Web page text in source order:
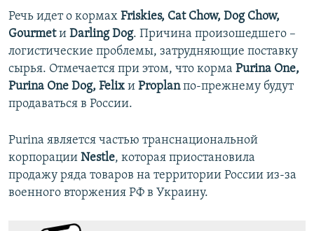
Речь идет о кормах Friskies, Cat Chow, Dog Chow,
Gourmetи Darling Dog. Причина произошедшего –
логистические проблемы, затрудняющие поставку
сырья. Отмечается при этом, что корма Purina One,
Purina One Dog, Felix и Proplanпо-прежнему будут
продаваться в России.
Purina является частью транснациональной
корпорации Nestle, которая приостановила
продажу ряда товаров на территории России из-за
военного вторжения РФ в Украину.